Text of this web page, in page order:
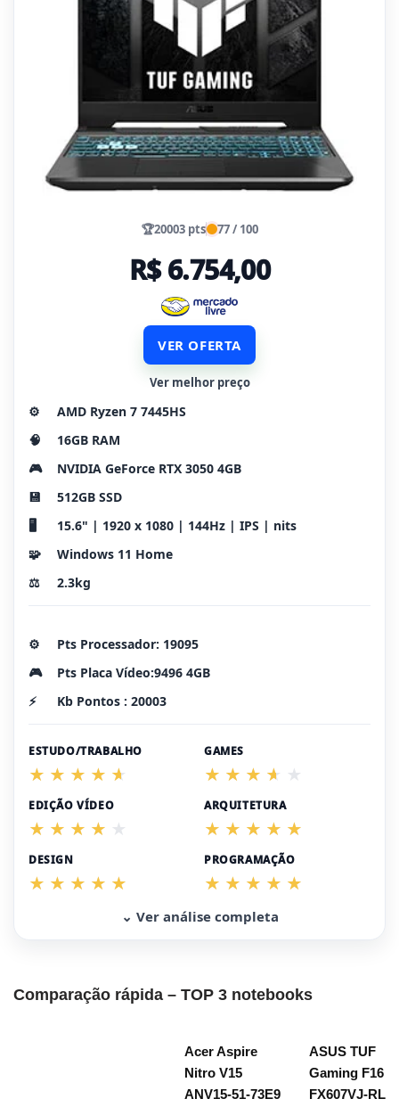
🏆20003 pts 77 / 100
R$ 6.754,00
VER OFERTA
Ver melhor preço
⚙️
AMD Ryzen 7 7445HS
🧠
16GB RAM
🎮
NVIDIA GeForce RTX 3050 4GB
💾
512GB SSD
🖥️
15.6" | 1920 x 1080 | 144Hz | IPS | nits
🧩
Windows 11 Home
⚖️
2.3kg
⚙️
Pts Processador: 19095
🎮
Pts Placa Vídeo:9496 4GB
⚡
Kb Pontos : 20003
ESTUDO/TRABALHO GAMES
EDIÇÃO VÍDEO ARQUITETURA
DESIGN PROGRAMAÇÃO
⌄ Ver análise completa
Comparação rápida – TOP 3 notebooks
Acer Aspire
Nitro V15
ANV15-51-73E9
ASUS TUF
Gaming F16
FX607VJ-